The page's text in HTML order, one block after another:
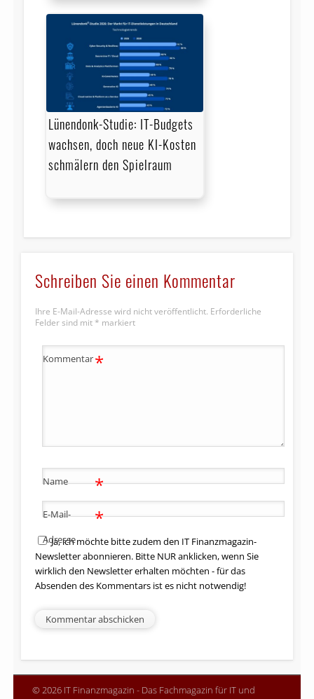
Lünendonk-Studie: IT-Budgets
wachsen, doch neue KI-Kosten
schmälern den Spielraum
Schreiben Sie einen Kommentar
Ihre E-Mail-Adresse wird nicht veröffentlicht. Erforderliche
Felder sind mit * markiert
Kommentar*
Name *
E-Mail-
Adresse
*
Ja, ich möchte bitte zudem den IT Finanzmagazin-
Newsletter abonnieren. Bitte NUR anklicken, wenn Sie
wirklich den Newsletter erhalten möchten - für das
Absenden des Kommentars ist es nicht notwendig!
© 2026 IT Finanzmagazin - Das Fachmagazin für IT und